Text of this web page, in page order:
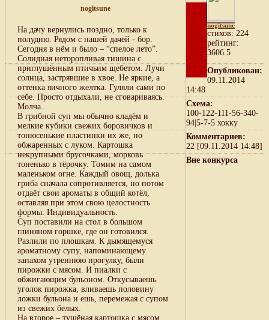
nogitsune
На дачу вернулись поздно, только к
полудню. Рядом с нашей дачей - бор.
Сегодня в нём и было – “спелое лето”.
Солидная неторопливая тишина с
приглушённым птичьим щебетом. Лучи
солнца, застрявшие в хвое. Не яркие, а
оттенка яичного желтка. Гуляли сами по
себе. Просто отдыхали, не сговариваясь.
Молча.
В грибной суп мы обычно кладём и
мелкие кубики свежих боровичков и
тонюсенькие пластинки их же, но
обжаренных с луком. Картошка
некрупными брусочками, морковь
тоненько в тёрочку. Томим на самом
маленьком огне. Каждый овощ, долька
гриба сначала сопротивляется, но потом
отдаёт свои ароматы в общий котёл,
оставляя при этом свою целостность
формы. Индивидуальность.
Суп поставили на стол в большом
глиняном горшке, где он готовился.
Разлили по плошкам. К дымящемуся
ароматному супу, напоминающему
запахом утреннюю прогулку, были
пирожки с мясом. И пиалки с
обжигающим бульоном. Откусываешь
уголок пирожка, вливаешь половину
ложки бульона и ешь, перемежая с супом
из свежих белых.
На второе – тушёная картошка с мясом.
nogitsune
cтихов: 224
рейтинг:
3606.5
Опубликован:
09.11.2014
14:48
Схема:
100-122-111-56-340-
94|5-7-5 хокку
Комментариев:
22 [09.11.2014 14:48]
Вне конкурса